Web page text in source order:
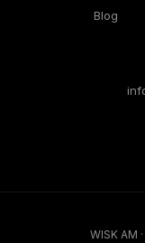
Blog
WISK AM